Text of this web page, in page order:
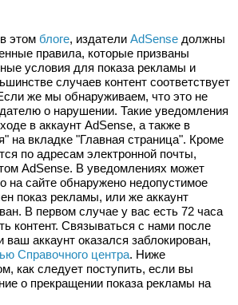
этом блоге, издатели AdSense должны
правила, которые призваны
условия для показа рекламы и
случаев контент соответствует
же мы обнаруживаем, что это не
о нарушении. Такие уведомления
в аккаунт AdSense, а также в
на вкладке "Главная страница". Кроме
по адресам электронной почты,
AdSense. В уведомлениях может
на сайте обнаружено недопустимое
показ рекламы, или же аккаунт
В первом случае у вас есть 72 часа
контент. Связываться с нами после
ваш аккаунт оказался заблокирован,
Справочного центра. Ниже
как следует поступить, если вы
о прекращении показа рекламы на